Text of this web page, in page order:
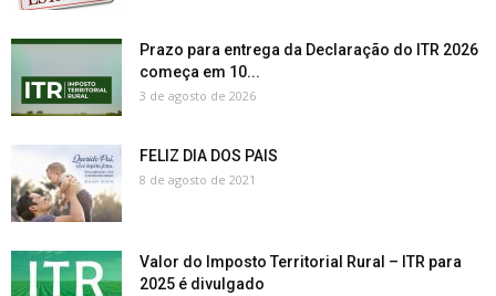
Prazo para entrega da Declaração do ITR 2026
começa em 10...
3 de agosto de 2026
FELIZ DIA DOS PAIS
8 de agosto de 2021
Valor do Imposto Territorial Rural – ITR para
2025 é divulgado